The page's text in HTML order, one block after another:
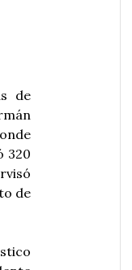
de
320
de